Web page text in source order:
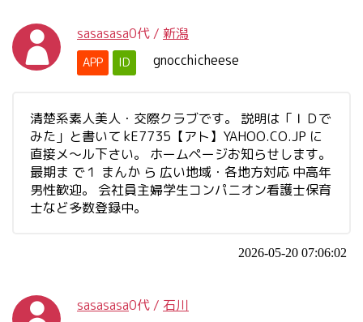
sasasasa0代 / 新潟
APP ID gnocchicheese
清楚系素人美人・交際クラブです。 説明は「ＩＤで
みた」と書いて kE7735【アト】YAHOO.CO.JP に
直接メ～ル下さい。 ホームページお知らせします。
最期ま で１ まんか ら 広い地域・各地方対応 中高年
男性歓迎。 会社員主婦学生コンパニオン看護士保育
士など多数登録中。
2026-05-20 07:06:02
sasasasa0代 / 石川